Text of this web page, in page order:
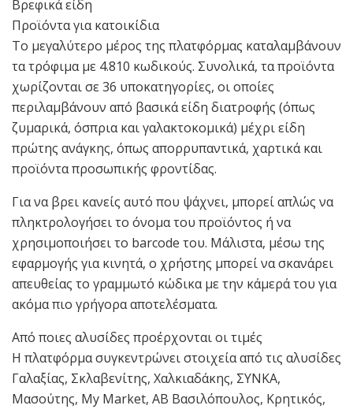
Βρεφικά είδη
Προϊόντα για κατοικίδια
Το μεγαλύτερο μέρος της πλατφόρμας καταλαμβάνουν
τα τρόφιμα με 4.810 κωδικούς. Συνολικά, τα προϊόντα
χωρίζονται σε 36 υποκατηγορίες, οι οποίες
περιλαμβάνουν από βασικά είδη διατροφής (όπως
ζυμαρικά, όσπρια και γαλακτοκομικά) μέχρι είδη
πρώτης ανάγκης, όπως απορρυπαντικά, χαρτικά και
προϊόντα προσωπικής φροντίδας.
Για να βρει κανείς αυτό που ψάχνει, μπορεί απλώς να
πληκτρολογήσει το όνομα του προϊόντος ή να
χρησιμοποιήσει το barcode του. Μάλιστα, μέσω της
εφαρμογής για κινητά, ο χρήστης μπορεί να σκανάρει
απευθείας το γραμμωτό κώδικα με την κάμερά του για
ακόμα πιο γρήγορα αποτελέσματα.
Από ποιες αλυσίδες προέρχονται οι τιμές
Η πλατφόρμα συγκεντρώνει στοιχεία από τις αλυσίδες
Γαλαξίας, Σκλαβενίτης, Χαλκιαδάκης, ΣΥΝΚΑ,
Μασούτης, My Market, ΑΒ Βασιλόπουλος, Κρητικός,